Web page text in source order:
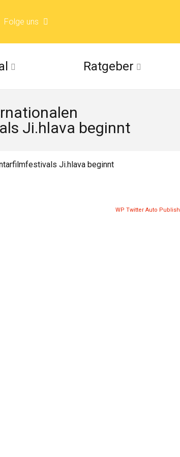
Folge uns
Folge uns auf Flickr
Folge uns auf Issuu
Ratgeber
Ji.hlava beginnt
Ji.hlava beginnt
WP Twitter Auto Publish